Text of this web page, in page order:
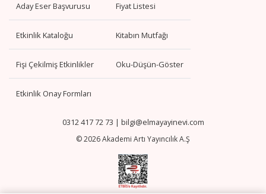
Aday Eser Başvurusu Fiyat Listesi
Etkinlik Kataloğu Kitabın Mutfağı
Fişi Çekilmiş Etkinlikler Oku-Düşün-Göster
Etkinlik Onay Formları
0312 417 72 73 | bilgi@elmayayinevi.com
© 2026 Akademi Artı Yayıncılık A.Ş